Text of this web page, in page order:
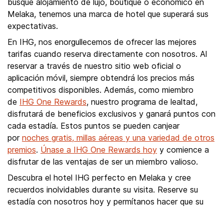
Melaka, tenemos una marca de hotel que superará sus
expectativas.
En IHG, nos enorgullecemos de ofrecer las mejores
tarifas cuando reserva directamente con nosotros. Al
reservar a través de nuestro sitio web oficial o
aplicación móvil, siempre obtendrá los precios más
competitivos disponibles. Además, como miembro
de IHG One Rewards, nuestro programa de lealtad,
disfrutará de beneficios exclusivos y ganará puntos con
cada estadía. Estos puntos se pueden canjear
por noches gratis, millas aéreas y una variedad de otros
premios. Únase a IHG One Rewards hoy y comience a
disfrutar de las ventajas de ser un miembro valioso.
Descubra el hotel IHG perfecto en Melaka y cree
recuerdos inolvidables durante su visita. Reserve su
estadía con nosotros hoy y permítanos hacer que su